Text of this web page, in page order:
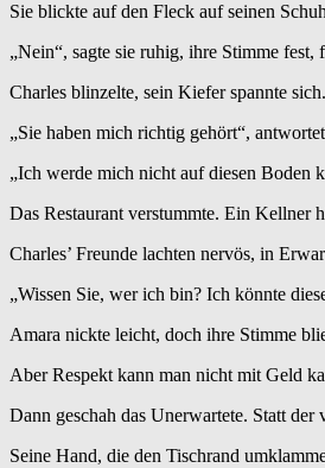
Sie blickte auf den Fleck auf seinen
„Nein“, sagte sie ruhig, ihre Stimme
Charles blinzelte, sein Kiefer spannte
„Sie haben mich richtig gehört“,
„Ich werde mich nicht auf diesen Boden
Das Restaurant verstummte. Ein Kellner
Charles’ Freunde lachten nervös, in
„Wissen Sie, wer ich bin? Ich könnte
Amara nickte leicht, doch ihre Stimme
Aber Respekt kann man nicht mit Geld
Dann geschah das Unerwartete. Statt
Seine Hand, die den Tischrand